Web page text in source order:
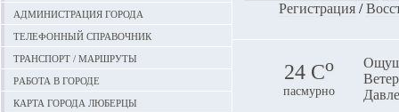
Администрация города
Телефонный справочник
Транспорт / маршруты
Работа в городе
Карта города Люберцы
Регистрация/
24 Сo
пасмурно